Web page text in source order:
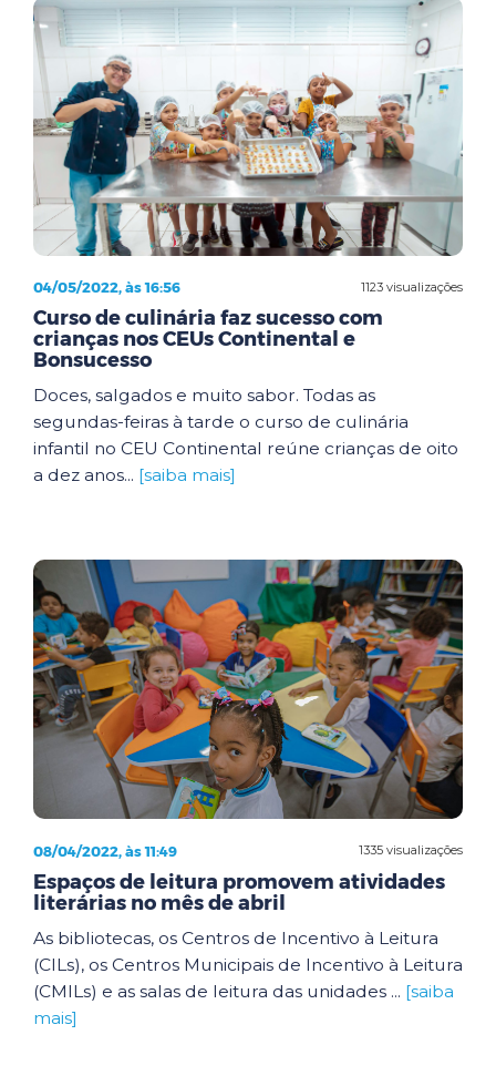
1123 visualizações
04/05/2022, às 16:56
Curso de culinária faz sucesso com
crianças nos CEUs Continental e
Bonsucesso
Doces, salgados e muito sabor. Todas as
segundas-feiras à tarde o curso de culinária
infantil no CEU Continental reúne crianças de oito
a dez anos... [saiba mais]
1335 visualizações
08/04/2022, às 11:49
Espaços de leitura promovem atividades
literárias no mês de abril
As bibliotecas, os Centros de Incentivo à Leitura
(CILs), os Centros Municipais de Incentivo à Leitura
(CMILs) e as salas de leitura das unidades ... [saiba
mais]